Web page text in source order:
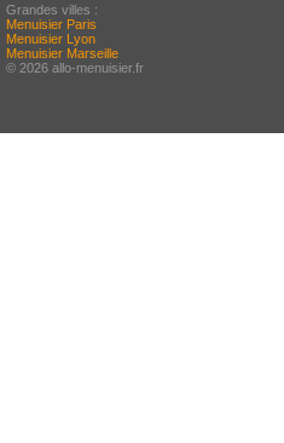
Grandes villes :
Menuisier Paris
Menuisier Lyon
Menuisier Marseille
© 2026 allo-menuisier.fr